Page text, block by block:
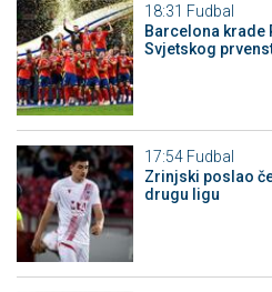
18:31 Fudbal
Barcelona krade
Svjetskog
17:54 Fudbal
Zrinjski poslao
drugu ligu